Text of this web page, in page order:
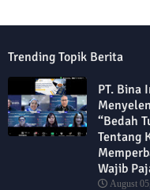
Trending Topik Berita
PT. Bina
“Bedah
Tentang
Wajib
August